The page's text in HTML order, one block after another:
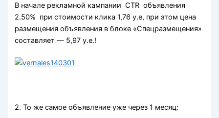
В начале рекламной кампании CTR объявления
2.50% при стоимости клика 1,76 y.e, при этом цена
размещения объявления в блоке «Спецразмещения»
составляет — 5,97 y.e.!
2. То же самое объявление уже через 1 месяц: